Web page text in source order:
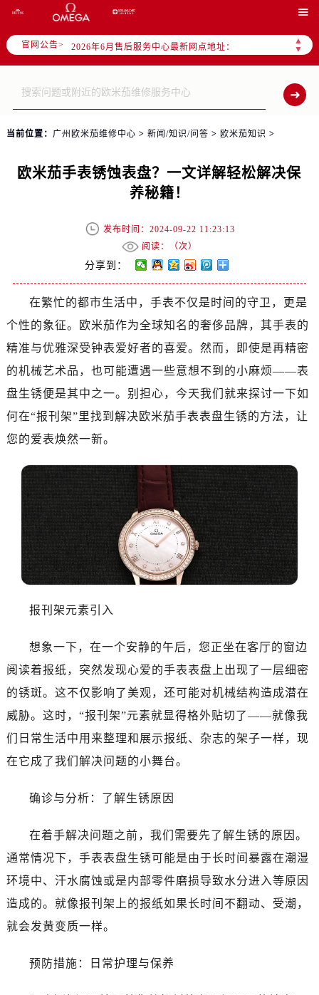

官网公告>
▲
▼
2026年6月广州市售后服务网络优化升级公告
2026年6月售后服务中心最新网点地址：
广州市天河区天河路230号万菱汇国际中心写字楼A塔7层704室（需提前预约）
广州市越秀区环市东路371-375号世界贸易中心大厦南塔写字楼15层07室（需提前预约）
广东省广州市天河区天河路230号万菱汇国际中心A塔7层704室售后服务中心（需提前预约）
当前位置： 广州欧米茄维修中心 > 新闻/知识/问答 > 欧米茄知识 >
欧米茄手表锈蚀表盘？一文详解轻松解决保
养秘籍！
发布时间：2024-09-22 11:23:13
阅读：（次）
分享到：
在繁忙的都市生活中，手表不仅是时间的守卫，更是
个性的象征。欧米茄作为全球知名的奢侈品牌，其手表的
精准与优雅深受钟表爱好者的喜爱。然而，即使是再精密
的机械艺术品，也可能遭遇一些意想不到的小麻烦——表
盘生锈便是其中之一。别担心，今天我们就来探讨一下如
何在“报刊架”里找到解决欧米茄手表表盘生锈的方法，让
您的爱表焕然一新。
报刊架元素引入
想象一下，在一个安静的午后，您正坐在客厅的窗边
阅读着报纸，突然发现心爱的手表表盘上出现了一层细密
的锈斑。这不仅影响了美观，还可能对机械结构造成潜在
威胁。这时，“报刊架”元素就显得格外贴切了——就像我
们日常生活中用来整理和展示报纸、杂志的架子一样，现
在它成了我们解决问题的小舞台。
确诊与分析：了解生锈原因
在着手解决问题之前，我们需要先了解生锈的原因。
通常情况下，手表表盘生锈可能是由于长时间暴露在潮湿
环境中、汗水腐蚀或是内部零件磨损导致水分进入等原因
造成的。就像报刊架上的报纸如果长时间不翻动、受潮，
就会发黄变质一样。
预防措施：日常护理与保养